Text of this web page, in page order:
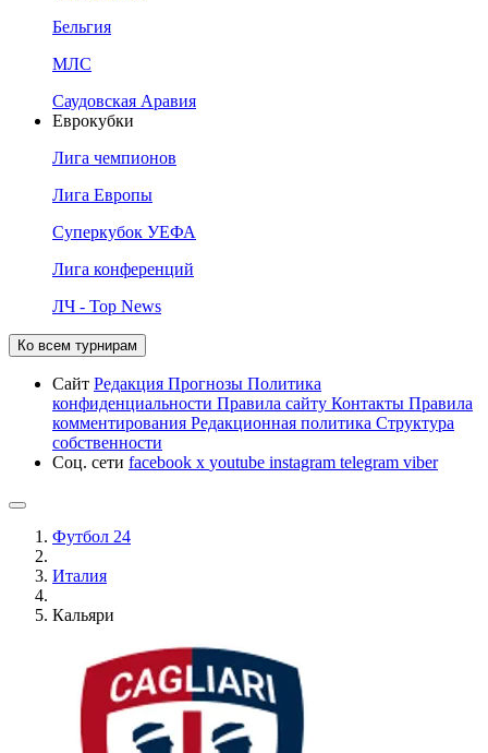
Бельгия
МЛС
Саудовская Аравия
Еврокубки
Лига чемпионов
Лига Европы
Суперкубок УЕФА
Лига конференций
ЛЧ - Top News
Ко всем турнирам
Сайт Редакция Прогнозы Политика
конфиденциальности Правила сайту Контакты Правила
комментирования Редакционная политика Структура
собственности
Соц. сети facebook x youtube instagram telegram viber
Футбол 24
Италия
Кальяри